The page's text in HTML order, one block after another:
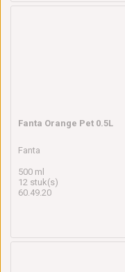
Fanta Orange Pet 0.5L
Fanta
500 ml
12 stuk(s)
60.49.20